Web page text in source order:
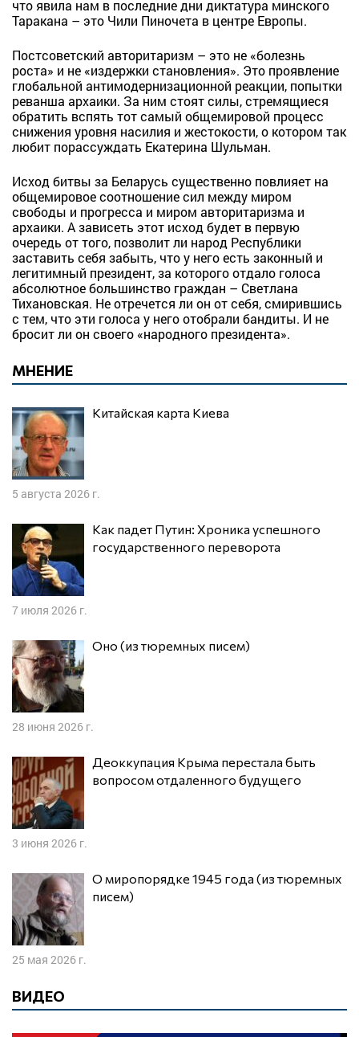
что явила нам в последние дни диктатура минского
Таракана – это Чили Пиночета в центре Европы.
Постсоветский авторитаризм – это не «болезнь
роста» и не «издержки становления». Это проявление
глобальной антимодернизационной реакции, попытки
реванша архаики. За ним стоят силы, стремящиеся
обратить вспять тот самый общемировой процесс
снижения уровня насилия и жестокости, о котором так
любит порассуждать Екатерина Шульман.
Исход битвы за Беларусь существенно повлияет на
общемировое соотношение сил между миром
свободы и прогресса и миром авторитаризма и
архаики. А зависеть этот исход будет в первую
очередь от того, позволит ли народ Республики
заставить себя забыть, что у него есть законный и
легитимный президент, за которого отдало голоса
абсолютное большинство граждан – Светлана
Тихановская. Не отречется ли он от себя, смирившись
с тем, что эти голоса у него отобрали бандиты. И не
бросит ли он своего «народного президента».
МНЕНИЕ
Китайская карта Киева
5 августа 2026 г.
Как падет Путин: Хроника успешного
государственного переворота
7 июля 2026 г.
Оно (из тюремных писем)
28 июня 2026 г.
Деоккупация Крыма перестала быть
вопросом отдаленного будущего
3 июня 2026 г.
О миропорядке 1945 года (из тюремных
писем)
25 мая 2026 г.
ВИДЕО